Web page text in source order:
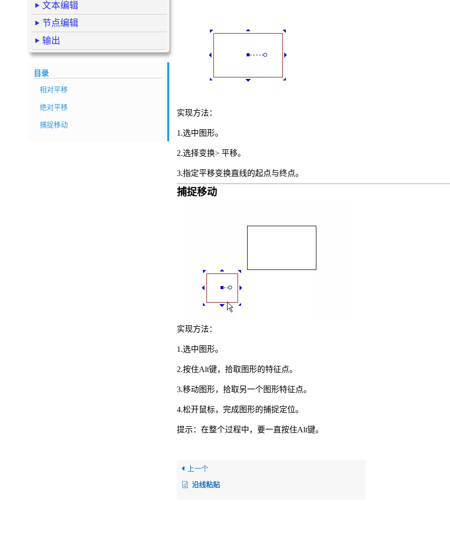
文本编辑
节点编辑
输出
目录
相对平移
绝对平移
捕捉移动
实现方法：
1.选中图形。
2.选择变换> 平移。
3.指定平移变换直线的起点与终点。
捕捉移动
实现方法：
1.选中图形。
2.按住Alt键，拾取图形的特征点。
3.移动图形，拾取另一个图形特征点。
4.松开鼠标，完成图形的捕捉定位。
提示：在整个过程中，要一直按住Alt键。
上一个
沿线粘贴